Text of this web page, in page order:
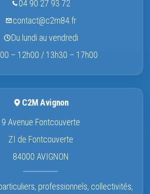
04 90 27 93 72
contact@c2m84.fr
Du lundi au vendredi
– 12h00 / 13h30 – 17h00
C2M Avignon
9 Avenue Fontcouverte
ZI de Fontcouverte
84000 AVIGNON
professionnels, collectivités,